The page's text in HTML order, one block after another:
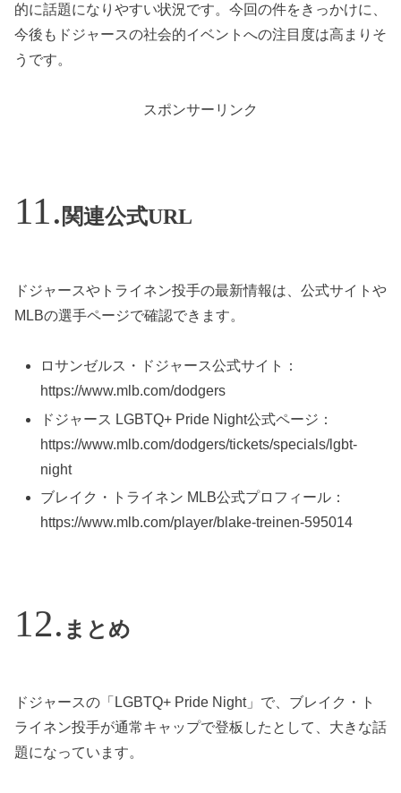
的に話題になりやすい状況です。今回の件をきっかけに、
今後もドジャースの社会的イベントへの注目度は高まりそ
うです。
スポンサーリンク
関連公式URL
ドジャースやトライネン投手の最新情報は、公式サイトや
MLBの選手ページで確認できます。
ロサンゼルス・ドジャース公式サイト：
https://www.mlb.com/dodgers
ドジャース LGBTQ+ Pride Night公式ページ：
https://www.mlb.com/dodgers/tickets/specials/lgbt-
night
ブレイク・トライネン MLB公式プロフィール：
https://www.mlb.com/player/blake-treinen-595014
まとめ
ドジャースの「LGBTQ+ Pride Night」で、ブレイク・ト
ライネン投手が通常キャップで登板したとして、大きな話
題になっています。